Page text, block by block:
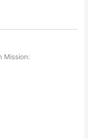
Mission: